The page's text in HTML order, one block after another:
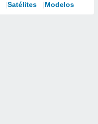
Satélites Modelos